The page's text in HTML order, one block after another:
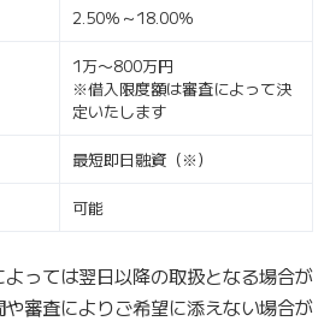
2.50％～18.00％
1万〜800万円
※借入限度額は審査によって決
定いたします
最短即日融資（※）
可能
っては翌日以降の取扱となる場合が
審査によりご希望に添えない場合が